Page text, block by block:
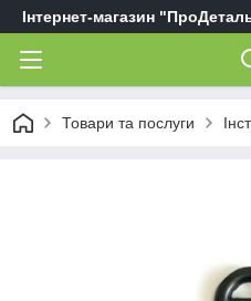
Інтернет-магазин
Товари та послуги